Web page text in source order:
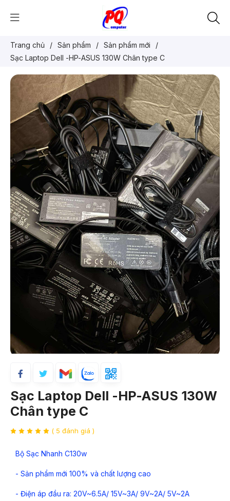
Trang chủ / Sản phẩm / Sản phẩm mới
/
Sạc Laptop Dell -HP-ASUS 130W Chân type C
Sạc Laptop Dell -HP-ASUS 130W
Chân type C
( 5 đánh giá )
Bộ Sạc Nhanh C130w
- Sản phẩm mới 100% và chất lượng cao
- Điện áp đầu ra: 20V~6.5A/ 15V~3A/ 9V~2A/ 5V~2A